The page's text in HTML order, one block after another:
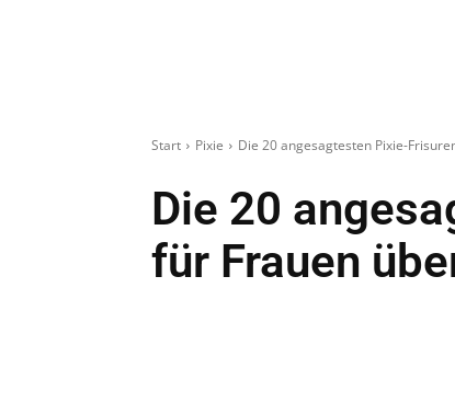
Start Pixie Die 20 angesagtesten Pixie-
Die 20
für Frauen